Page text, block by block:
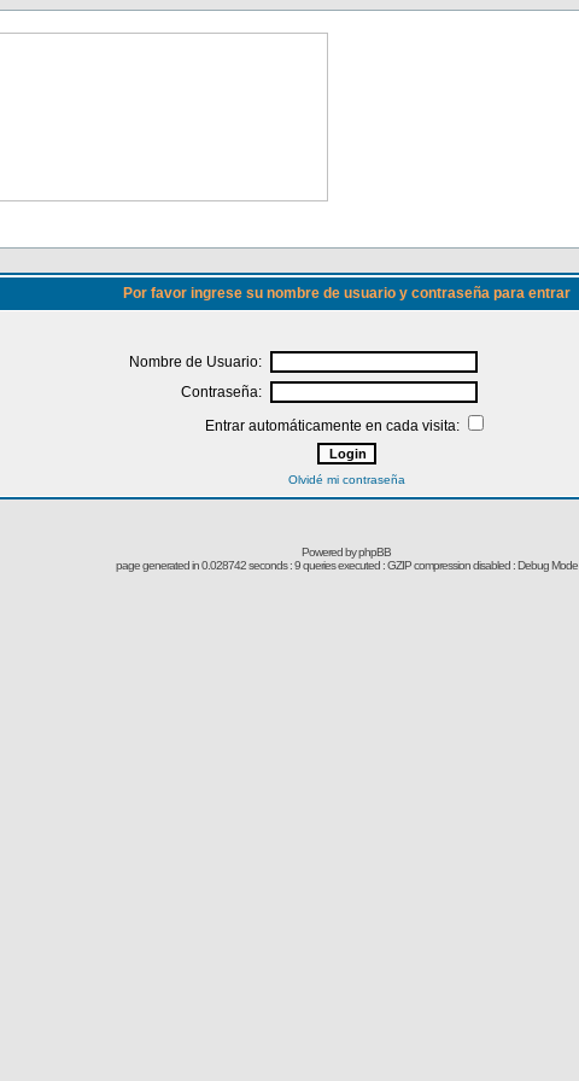
Por favor ingrese su nombre de usuario y contraseña para entrar
Nombre de Usuario:
Contraseña:
Entrar automáticamente en cada visita:
Olvidé mi contraseña
Powered byphpBB
page generated in 0.028742 seconds : 9 queries executed : GZIP compression disabled : Debug Mode